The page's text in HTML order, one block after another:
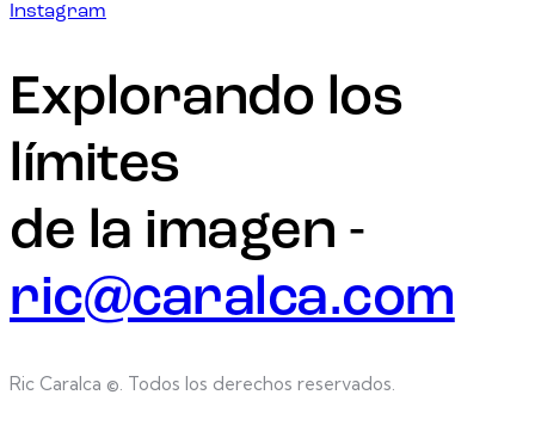
Instagram
Explorando los
límites
de la imagen -
ric@caralca.com
Ric Caralca ©. Todos los derechos reservados.